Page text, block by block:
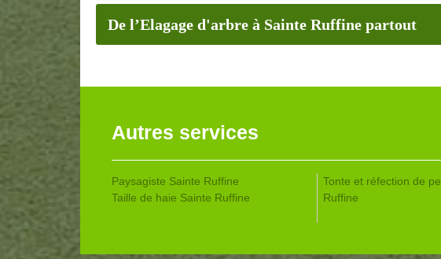
De l’Elagage d'arbre à Sainte Ruffine partout
Autres services
Paysagiste Sainte Ruffine
Taille de haie Sainte Ruffine
Tonte et réfection de
Ruffine